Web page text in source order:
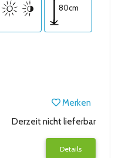
80cm
Merken
Derzeit nicht lieferbar
Details